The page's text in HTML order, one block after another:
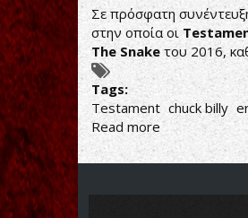
Σε πρόσφατη
στην οποία οι
The Snakeτου 2016,
Tags:
Testament chuck billy
Read more about
CHUCK
BILLY